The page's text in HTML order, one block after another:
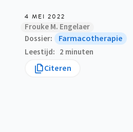
4 MEI 2022
Frouke M. Engelaer
Dossier
Farmacotherapie
Leestijd 2 minuten
Citeren